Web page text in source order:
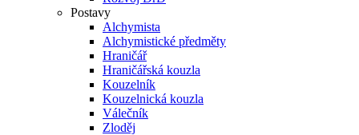
Postavy
Alchymista
Alchymistické předměty
Hraničář
Hraničářská kouzla
Kouzelník
Kouzelnická kouzla
Válečník
Zloděj